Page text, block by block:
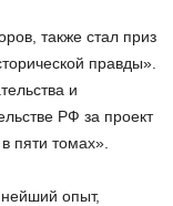
также стал приз
правды».
и
РФ за проект
пяти томах».
опыт,